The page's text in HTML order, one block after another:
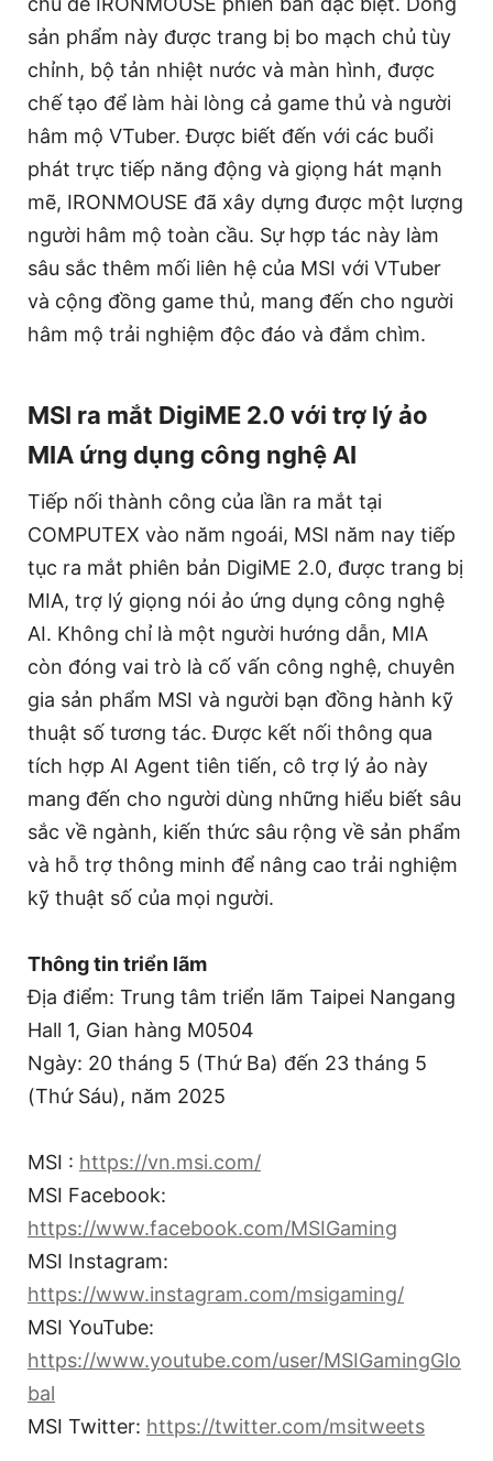
sản phẩm này được trang bị bo mạch chủ tùy
chỉnh, bộ tản nhiệt nước và màn hình, được
chế tạo để làm hài lòng cả game thủ và người
hâm mộ VTuber. Được biết đến với các buổi
phát trực tiếp năng động và giọng hát mạnh
mẽ, IRONMOUSE đã xây dựng được một lượng
người hâm mộ toàn cầu. Sự hợp tác này làm
sâu sắc thêm mối liên hệ của MSI với VTuber
và cộng đồng game thủ, mang đến cho người
hâm mộ trải nghiệm độc đáo và đắm chìm.
MSI ra mắt DigiME 2.0 với trợ lý ảo
MIA ứng dụng công nghệ AI
Tiếp nối thành công của lần ra mắt tại
COMPUTEX vào năm ngoái, MSI năm nay tiếp
tục ra mắt phiên bản DigiME 2.0, được trang bị
MIA, trợ lý giọng nói ảo ứng dụng công nghệ
AI. Không chỉ là một người hướng dẫn, MIA
còn đóng vai trò là cố vấn công nghệ, chuyên
gia sản phẩm MSI và người bạn đồng hành kỹ
thuật số tương tác. Được kết nối thông qua
tích hợp AI Agent tiên tiến, cô trợ lý ảo này
mang đến cho người dùng những hiểu biết sâu
sắc về ngành, kiến ​​thức sâu rộng về sản phẩm
và hỗ trợ thông minh để nâng cao trải nghiệm
kỹ thuật số của mọi người.
Thông tin triển lãm
Địa điểm: Trung tâm triển lãm Taipei Nangang
Hall 1, Gian hàng M0504
Ngày: 20 tháng 5 (Thứ Ba) đến 23 tháng 5
(Thứ Sáu), năm 2025
MSI : https://vn.msi.com/
MSI Facebook:
https://www.facebook.com/MSIGaming
MSI Instagram:
https://www.instagram.com/msigaming/
MSI YouTube:
https://www.youtube.com/user/MSIGamingGlo
bal
MSI Twitter: https://twitter.com/msitweets